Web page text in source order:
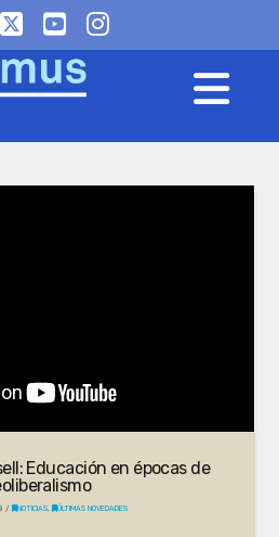
X YouTube
Instagram
Educación en épocas de
NOTICIAS, ÚLTIMAS NOVEDADES